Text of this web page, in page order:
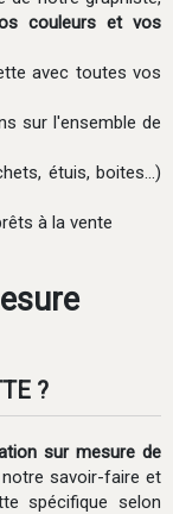
couleurs et vos
avec toutes vos
sur l'ensemble de
étuis, boites...)
à la vente
?
sur mesure de
savoir-faire et
spécifique selon